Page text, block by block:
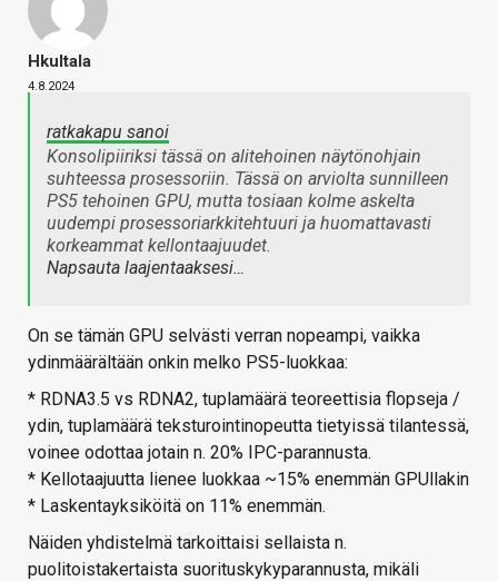
Hkultala
4.8.2024
ratkakapu sanoi
Konsolipiiriksi tässä on alitehoinen näytönohjain
suhteessa prosessoriin. Tässä on arviolta sunnilleen
PS5 tehoinen GPU, mutta tosiaan kolme askelta
uudempi prosessoriarkkitehtuuri ja huomattavasti
korkeammat kellontaajuudet.
Napsauta laajentaaksesi…
On se tämän GPU selvästi verran nopeampi, vaikka
ydinmäärältään onkin melko PS5-luokkaa:
* RDNA3.5 vs RDNA2, tuplamäärä teoreettisia flopseja /
ydin, tuplamäärä teksturointinopeutta tietyissä tilantessä,
voinee odottaa jotain n. 20% IPC-parannusta.
* Kellotaajuutta lienee luokkaa ~15% enemmän GPUllakin
* Laskentayksiköitä on 11% enemmän.
Näiden yhdistelmä tarkoittaisi sellaista n.
puolitoistakertaista suorituskykyparannusta, mikäli